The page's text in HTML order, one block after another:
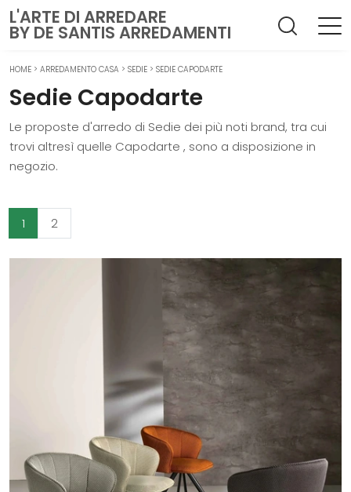
L'ARTE DI ARREDARE
BY DE SANTIS ARREDAMENTI
HOME > ARREDAMENTO CASA > SEDIE > SEDIE CAPODARTE
Sedie Capodarte
Le proposte d'arredo di Sedie dei più noti brand, tra cui
trovi altresì quelle Capodarte , sono a disposizione in
negozio.
1 2